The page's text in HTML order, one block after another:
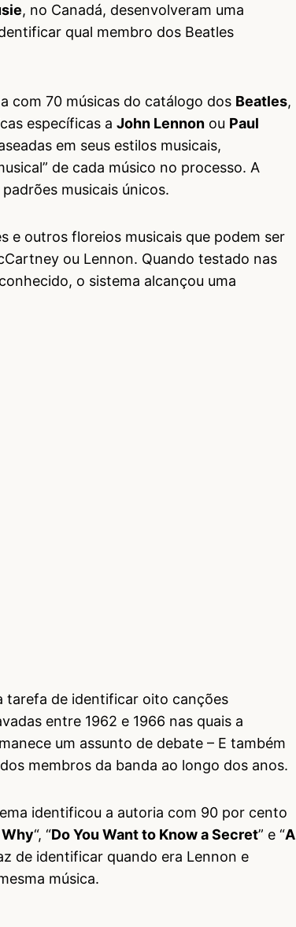
, no Canadá, desenvolveram uma
qual membro dos Beatles
com 70 músicas do catálogo dos Beatles,
específicas a John Lennon ou Paul
em seus estilos musicais,
de cada músico no processo. A
musicais únicos.
e outros floreios musicais que podem ser
ou Lennon. Quando testado nas
o sistema alcançou uma
tarefa de identificar oito canções
entre 1962 e 1966 nas quais a
um assunto de debate – E também
membros da banda ao longo dos anos.
identificou a autoria com 90 por cento
“, “Do You Want to Know a Secret” e “A
de identificar quando era Lennon e
música.